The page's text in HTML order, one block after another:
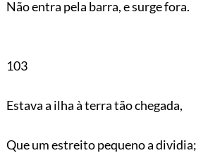
Não entra pela barra, e surge fora.
103
Estava a ilha à terra tão chegada,
Que um estreito pequeno a dividia;